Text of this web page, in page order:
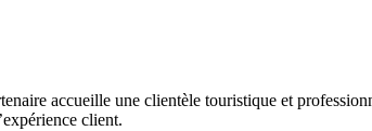
accueille une clientèle touristique et
client.